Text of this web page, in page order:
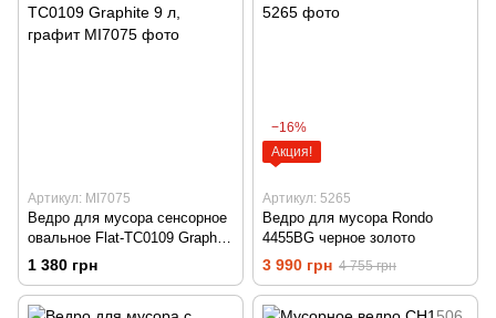
Артикул: MI7075
Ведро для мусора сенсорное
овальное Flat-TC0109 Graphite
9 л, графит
1 380 грн
−16%
Акция!
Артикул: 5265
Ведро для мусора Rondo
4455BG черное золото
3 990 грн 4 755 грн